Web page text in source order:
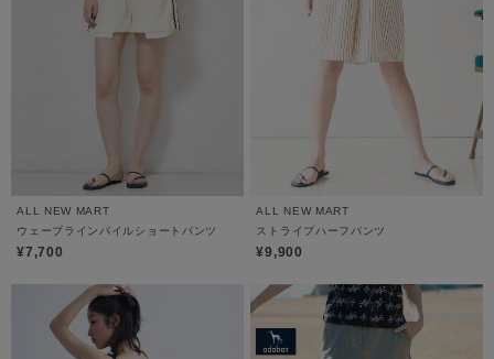
ALL NEW MART
ウェーブラインパイルショートパンツ
¥7,700
ALL NEW MART
ストライプハーフパンツ
¥9,900